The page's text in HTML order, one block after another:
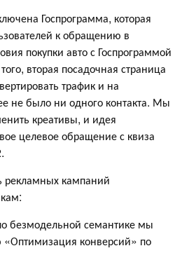
Госпрограмма, которая
к обращению в
покупки авто с Госпрограммой
вторая посадочная страница
трафик и на
не было ни одного контакта. Мы
креативы, и идея
целевое обращение с квиза
рекламных кампаний
безмодельной семантике мы
«Оптимизация конверсий» по